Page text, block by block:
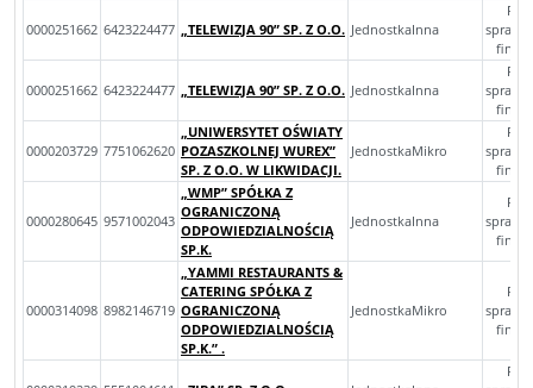
0000251662 6423224477 „TELEWIZJA 90” SP. Z O.O. JednostkaInna
0000251662 6423224477 „TELEWIZJA 90” SP. Z O.O. JednostkaInna
0000203729 7751062620
„UNIWERSYTET OŚWIATY
POZASZKOLNEJ WUREX”
SP. Z O.O. W LIKWIDACJI.
JednostkaMikro
0000280645 9571002043
„WMP” SPÓŁKA Z
OGRANICZONĄ
ODPOWIEDZIALNOŚCIĄ
SP.K.
JednostkaInna
0000314098 8982146719
„YAMMI RESTAURANTS &
CATERING SPÓŁKA Z
OGRANICZONĄ
ODPOWIEDZIALNOŚCIĄ
SP.K.” .
JednostkaMikro